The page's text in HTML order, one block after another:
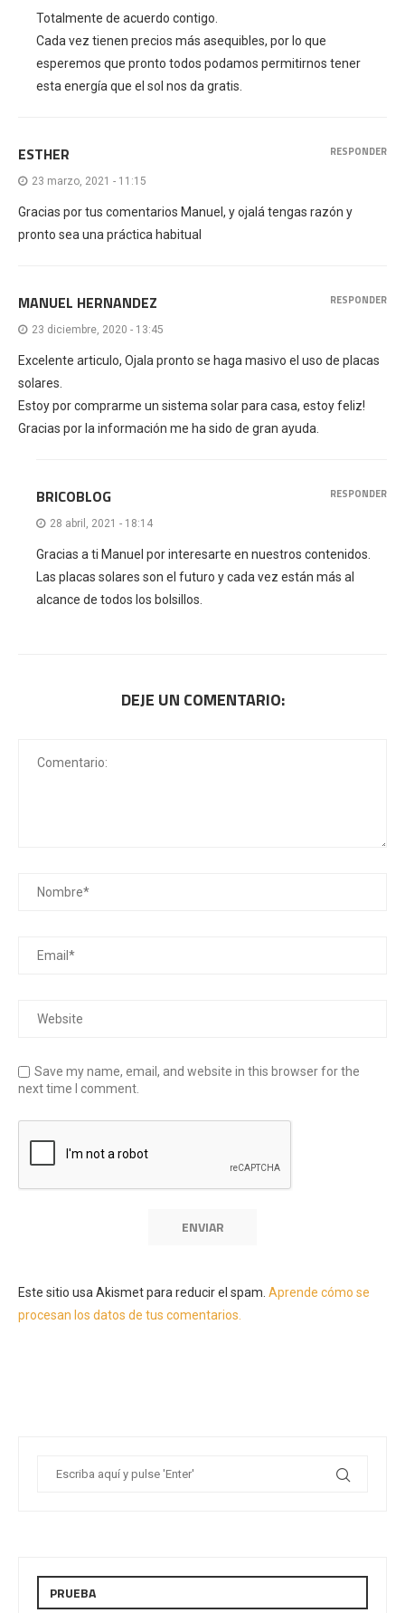
Totalmente de acuerdo contigo.
Cada vez tienen precios más asequibles, por lo que
esperemos que pronto todos podamos permitirnos tener
esta energía que el sol nos da gratis.
ESTHER
23 marzo, 2021 - 11:15
Gracias por tus comentarios Manuel, y ojalá tengas razón y
pronto sea una práctica habitual
RESPONDER
MANUEL HERNANDEZ
23 diciembre, 2020 - 13:45
Excelente articulo, Ojala pronto se haga masivo el uso de placas
solares.
Estoy por comprarme un sistema solar para casa, estoy feliz!
Gracias por la información me ha sido de gran ayuda.
RESPONDER
BRICOBLOG
28 abril, 2021 - 18:14
Gracias a ti Manuel por interesarte en nuestros contenidos.
Las placas solares son el futuro y cada vez están más al
alcance de todos los bolsillos.
RESPONDER
DEJE UN COMENTARIO:
Save my name, email, and website in this browser for the
next time I comment.
Este sitio usa Akismet para reducir el spam. Aprende cómo se
procesan los datos de tus comentarios.
PRUEBA